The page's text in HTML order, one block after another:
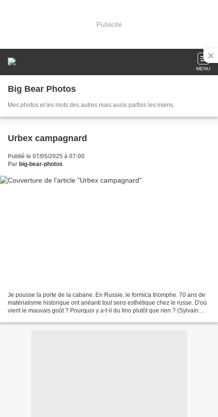
Publicité
MENU
Big Bear Photos
Mes photos et les mots des autres mais aussi parfois les miens.
Urbex campagnard
Publié le 07/05/2025 à 07:00
Par big-bear-photos
Je pousse la porte de la cabane. En Russie, le formica triomphe. 70 ans de
matérialisme historique ont anéanti tout sens esthétique chez le russe. D'où
vient le mauvais goût ? Pourquoi y a-t-il du lino plutôt que rien ? (Sylvain